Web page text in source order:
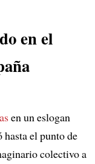
en el
en un eslogan
el punto de
colectivo a